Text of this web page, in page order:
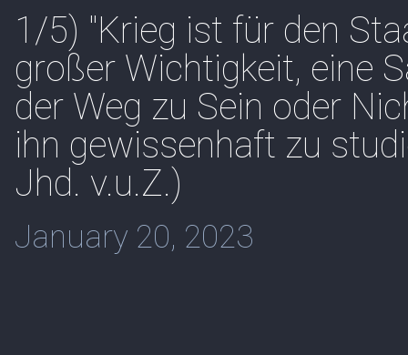
1/5) "Krieg ist für den
großer Wichtigkeit, eine
der Weg zu Sein oder
ihn gewissenhaft zu
Jhd. v.u.Z.)
January 20, 2023